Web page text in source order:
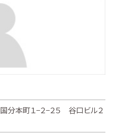
分本町１−２−２５ 谷口ビル２